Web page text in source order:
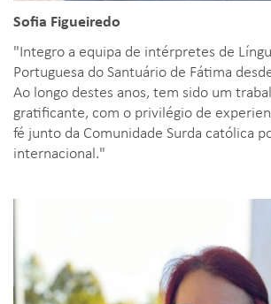
Sofia Figueiredo
"Integro a equipa de intérpretes de
Portuguesa do Santuário de Fátima
Ao longo destes anos, tem sido um
gratificante, com o privilégio de
fé junto da Comunidade Surda católica
internacional."